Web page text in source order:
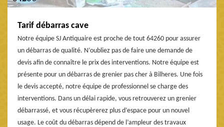
Tarif débarras cave
Notre équipe SJ Antiquaire est proche de tout 64260 pour assurer
un débarras de qualité. N’oubliez pas de faire une demande de
devis afin de connaître le prix des interventions. Notre équipe est
présente pour un débarras de grenier pas cher à Bilheres. Une fois
le devis accepté, notre équipe de professionnel se charge des
interventions. Dans un délai rapide, vous retrouverez un grenier
débarrassé, et vous récupèrerez plus d’espace pour un nouvel
usage. Le coût du débarras dépend de l’ampleur des travaux